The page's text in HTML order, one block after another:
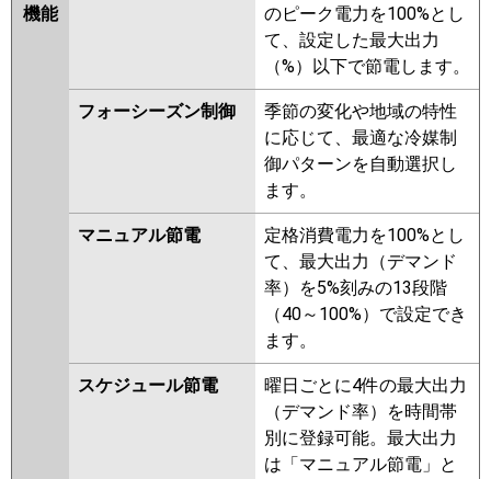
三菱電機 PEZ-ERMP80SD5 PEZ-
ERMP80SD4 PEZ-ERMP80SD3
PEZ-ERMP80SD2 PEZ-
ERMP80SDZ PEZ-ERMP80SDY
PEZ-ERMP80SDV
PEZ-
ERMP80SDR
RPI-GP80RSHJC11
GP80RSHJ11 RPI-GP80RSHJC9
RPI-GP80RSHJ9 RPI-
GP80RSHJC8
RPI-GP80RSHJ8
RPI-GP80RSHJC7 RPI-
GP80RSHJ7 RPI-GP80RSHJC6
RPI-GP80RSHJ6 RPI-
GP80RSHJC5 RPI-GP80RSHJ5
RPI-GP80RSHJC4 RPI-
GP80RSHJ4 RPI-GP80RSHJC3
RPI-GP80RSHJ3
機能
のピーク電力を100%とし
て、設定した最大出力
（%）以下で節電します。
フォーシーズン制御
季節の変化や地域の特性
に応じて、最適な冷媒制
御パターンを自動選択し
ます。
マニュアル節電
定格消費電力を100%とし
て、最大出力（デマンド
率）を5%刻みの13段階
（40～100%）で設定でき
ます。
スケジュール節電
曜日ごとに4件の最大出力
（デマンド率）を時間帯
別に登録可能。最大出力
は「マニュアル節電」と